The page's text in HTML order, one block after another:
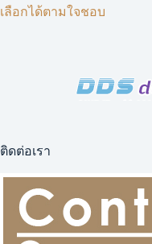
เลือกได้ตามใจชอบ
ติดต่อเรา